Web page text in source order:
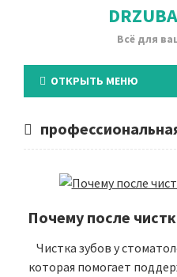
Всё для
ОТКРЫТЬ МЕНЮ
Почему после
Чистка зубов у
которая помогает